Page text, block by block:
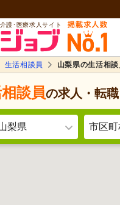
介護･医療求人サイト
生活相談員 山梨県の生活相談
談員の求人・転
梨県 市区町